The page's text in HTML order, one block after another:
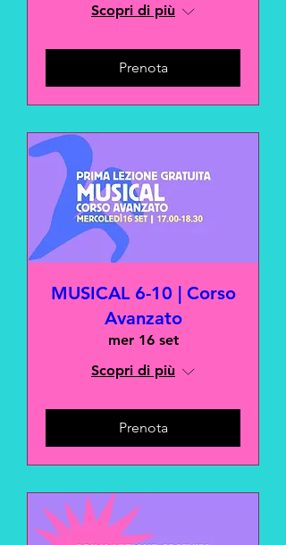
Scopri di più
Prenota
MUSICAL 6-10 | Corso
Avanzato
mer 16 set
Scopri di più
Prenota